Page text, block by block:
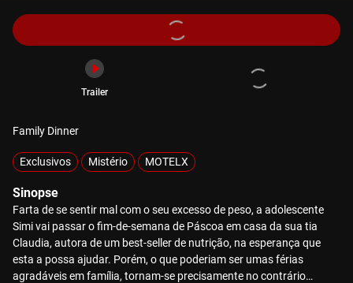
Trailer
Family Dinner
Exclusivos Mistério MOTELX
Sinopse
Farta de se sentir mal com o seu excesso de peso, a adolescente
Simi vai passar o fim-de-semana de Páscoa em casa da sua tia
Claudia, autora de um best-seller de nutrição, na esperança que
esta a possa ajudar. Porém, o que poderiam ser umas férias
agradáveis em família, tornam-se precisamente no contrário…